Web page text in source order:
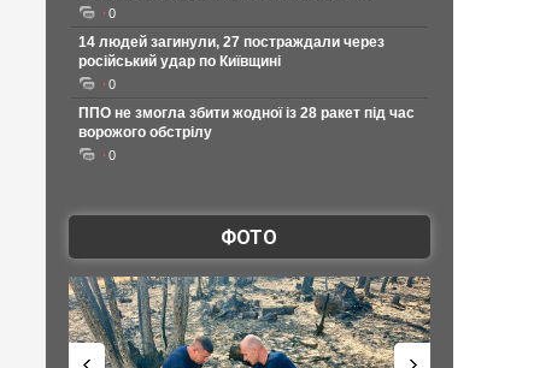
0
14 людей загинули, 27 постраждали через
російський удар по Київщині
0
ППО не змогла збити жодної із 28 ракет під час
ворожого обстрілу
0
ФОТО